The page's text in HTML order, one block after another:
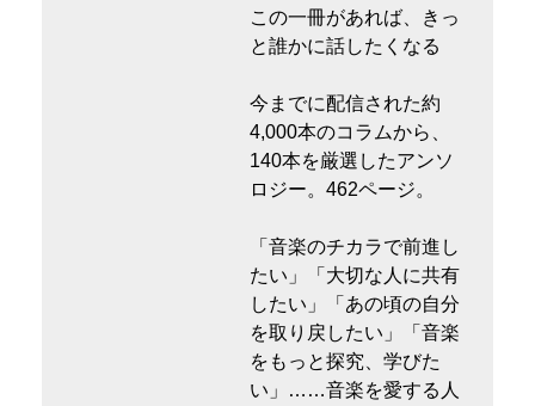
この一冊があれば、きっ
と誰かに話したくなる
今までに配信された約
4,000本のコラムから、
140本を厳選したアンソ
ロジー。462ページ。
「音楽のチカラで前進し
たい」「大切な人に共有
したい」「あの頃の自分
を取り戻したい」「音楽
をもっと探究、学びた
い」……音楽を愛する人